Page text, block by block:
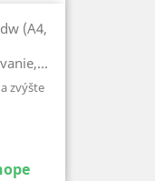
(A4,
zvýšte